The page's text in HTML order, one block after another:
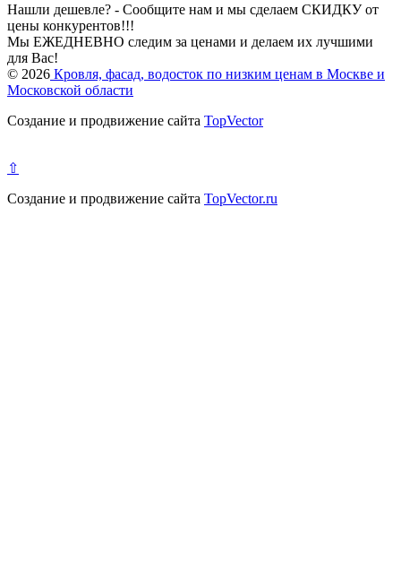
Нашли дешевле? - Сообщите нам и мы сделаем СКИДКУ от
цены конкурентов!!!
Мы ЕЖЕДНЕВНО следим за ценами и делаем их лучшими
для Вас!
© 2026 Кровля, фасад, водосток по низким ценам в Москве и
Московской области
Создание и продвижение сайта TopVector
⇧
Создание и продвижение сайта TopVector.ru